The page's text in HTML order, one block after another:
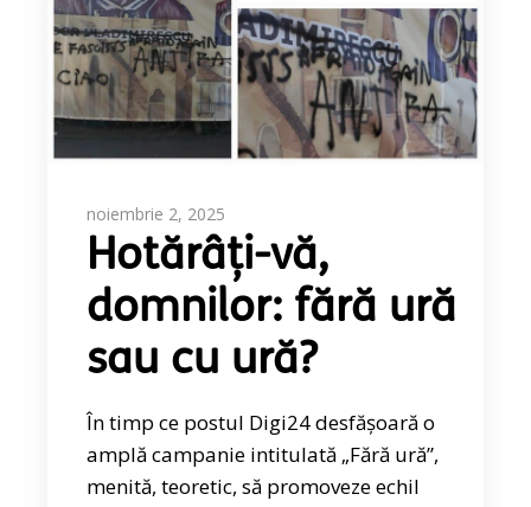
noiembrie 2, 2025
Hotărâți-vă,
domnilor: fără ură
sau cu ură?
În timp ce postul Digi24 desfășoară o
amplă campanie intitulată „Fără ură”,
menită, teoretic, să promoveze echil